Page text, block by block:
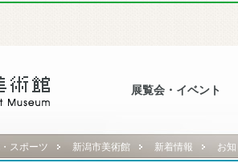
展覧会・イベント
スポーツ 新潟市美術館 新着情報 お